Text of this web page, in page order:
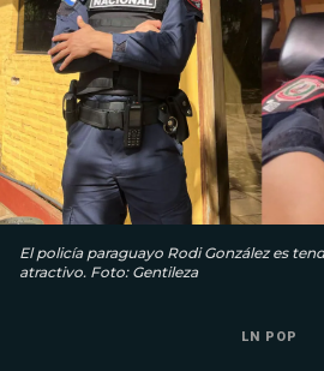
El policía paraguayo Rodi González es
atractivo. Foto: Gentileza
LN POP